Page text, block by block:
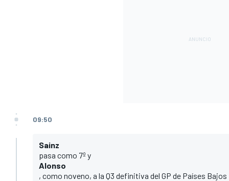
09:50
Sainz
pasa como 7º y
Alonso
, como noveno, a la Q3 definitiva del GP de Países Bajos